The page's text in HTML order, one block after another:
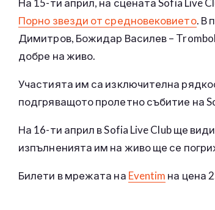
На 15-ти април, на сцената Sofia Live
Порно звезди от средновековието. В
Димитров, Божидар Василев –
добре на живо.
Участията им са изключителна
подгряващото пролетно събитие на
На 16-ти април в Sofia Live Club ще
изпълненията им на живо ще се
Билети в мрежата на Eventim на цена